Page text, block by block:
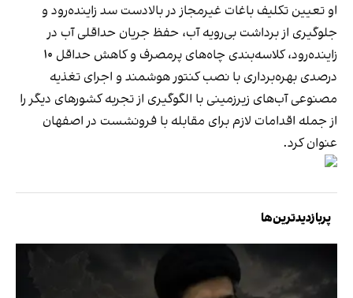
او تعیین تکلیف باغات غیرمجاز در بالادست سد زاینده‌رود و
جلوگیری از برداشت بی‌رویه آب، حفظ جریان حداقلی آب در
زاینده‌رود، کلاسه‌بندی چاه‌های پرمصرف و کاهش حداقل ۱۰
درصدی بهره‌برداری با نصب کنتور هوشمند و اجرای تغذیه
مصنوعی آب‌های زیرزمینی با الگوگیری از تجربه کشورهای دیگر را
از جمله اقدامات لازم برای مقابله با فرونشست در اصفهان
عنوان کرد.
پربازدیدترین‌ها